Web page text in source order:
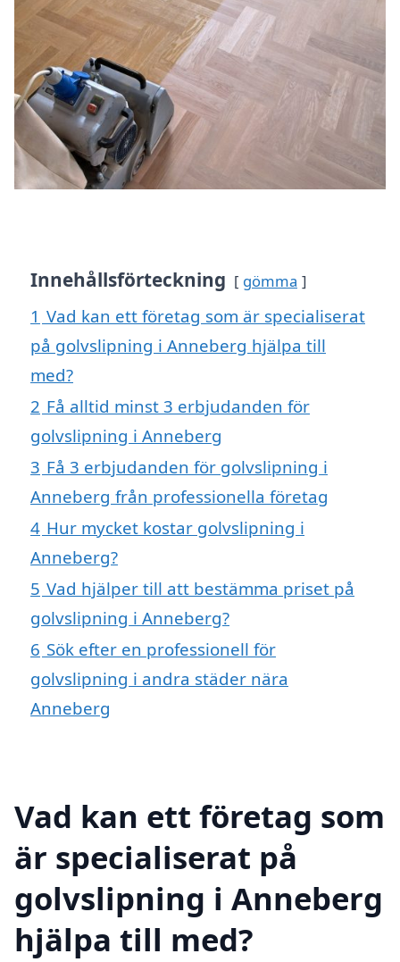
Innehållsförteckning gömma
1 Vad kan ett företag som är specialiserat
på golvslipning i Anneberg hjälpa till
med?
2 Få alltid minst 3 erbjudanden för
golvslipning i Anneberg
3 Få 3 erbjudanden för golvslipning i
Anneberg från professionella företag
4 Hur mycket kostar golvslipning i
Anneberg?
5 Vad hjälper till att bestämma priset på
golvslipning i Anneberg?
6 Sök efter en professionell för
golvslipning i andra städer nära
Anneberg
Vad kan ett företag som
är specialiserat på
golvslipning i Anneberg
hjälpa till med?